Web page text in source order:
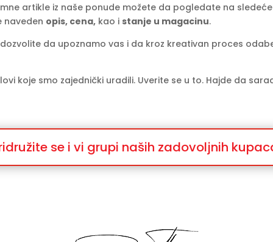
artikle iz naše ponude možete da pogledate na
naveden opis, cena, kao i stanje u magacinu.
da upoznamo vas i da kroz kreativan proces
koje smo zajednički uradili. Uverite se u to. Hajde da
se i vi grupi naših zadovoljnih